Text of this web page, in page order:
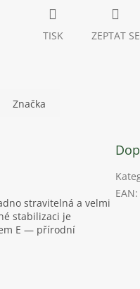
TISK ZEPTAT SE
Značka
stravitelná a velmi
stabilizaci je
E — přírodní
EAN: